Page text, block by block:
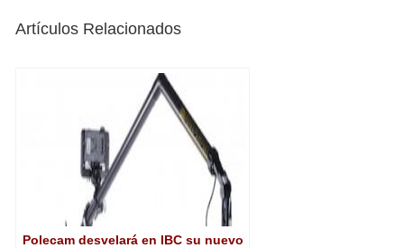
Artículos Relacionados
Polecam desvelará en IBC su nuevo